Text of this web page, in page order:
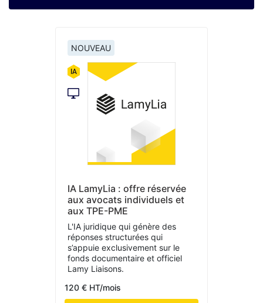
NOUVEAU
IA LamyLia : offre réservée
aux avocats individuels et
aux TPE-PME
L'IA juridique qui génère des
réponses structurées qui
s’appuie exclusivement sur le
fonds documentaire et officiel
Lamy Liaisons.
120 € HT/mois